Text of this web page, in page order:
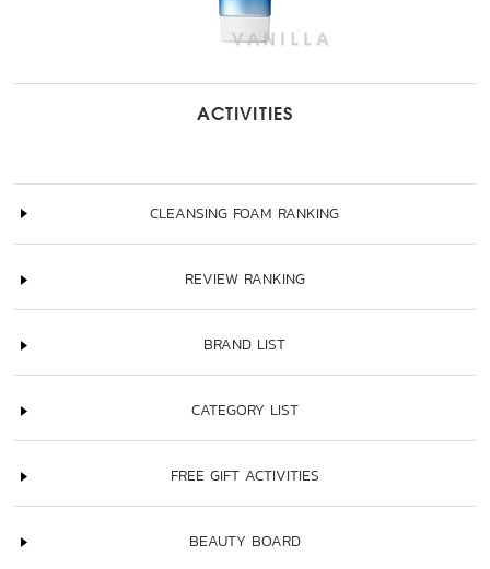
ACTIVITIES
CLEANSING FOAM RANKING
REVIEW RANKING
BRAND LIST
CATEGORY LIST
FREE GIFT ACTIVITIES
BEAUTY BOARD